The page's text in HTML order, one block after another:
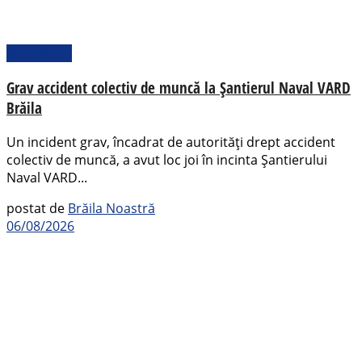
Grav accident colectiv de muncă la Șantierul Naval VARD
Brăila
Un incident grav, încadrat de autorități drept accident
colectiv de muncă, a avut loc joi în incinta Șantierului
Naval VARD...
postat de Brăila Noastră
06/08/2026